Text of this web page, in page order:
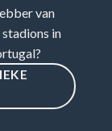
van
in